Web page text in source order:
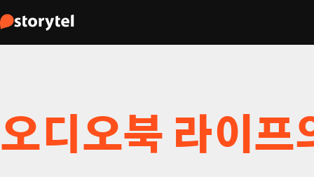
오디오북 라이프